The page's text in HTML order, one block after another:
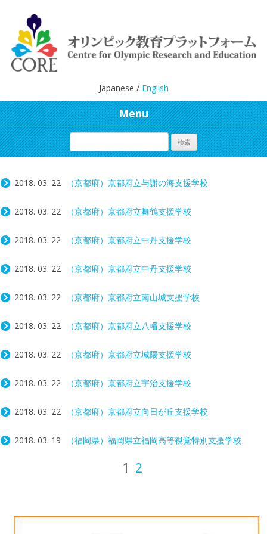
Japanese / English
Menu
2018. 03. 22 （京都府）京都府立与謝の海支援学校
2018. 03. 22 （京都府）京都府立舞鶴支援学校
2018. 03. 22 （京都府）京都府立中丹支援学校
2018. 03. 22 （京都府）京都府立中丹支援学校
2018. 03. 22 （京都府）京都府立南山城支援学校
2018. 03. 22 （京都府）京都府立八幡支援学校
2018. 03. 22 （京都府）京都府立城陽支援学校
2018. 03. 22 （京都府）京都府立宇治支援学校
2018. 03. 22 （京都府）京都府立向日が丘支援学校
2018. 03. 19
（福岡県）福岡県立福岡高等視覚特別支援学校
1 2